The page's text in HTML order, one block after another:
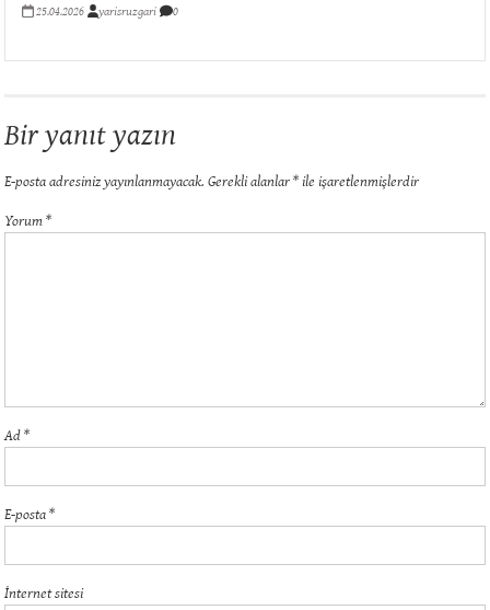
25.04.2026 yarisruzgari 0
Bir yanıt yazın
E-posta adresiniz yayınlanmayacak. Gerekli alanlar*ile işaretlenmişlerdir
Yorum*
Ad*
E-posta*
İnternet sitesi